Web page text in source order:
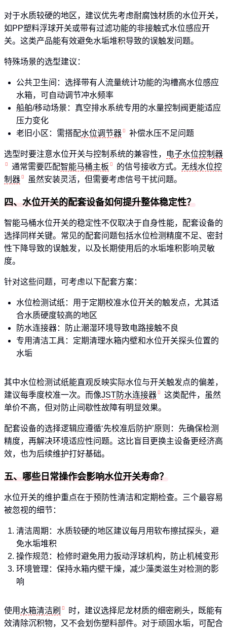
对于水质较硬的地区，建议优先考虑耐腐蚀材质的水位开关，
如PP塑料浮球开关或带有过滤功能的非接触式水位感应开
关。这类产品能有效避免水垢堆积导致的误触发问题。
特殊场景的选型建议：
公共卫生间：选择带有人流量统计功能的沟槽高水位感应
水箱，可自动调节冲水频率
船舶/移动场景：真空排水系统专用的水量控制阀更能适应
压力变化
老旧小区：需搭配水位调节器 补偿水压不足问题
选型时要注意水位开关与控制系统的兼容性，
电子水位控制器
通常需要匹配智能马桶主板 的信号接收方式。 无线水位控
制器
虽然安装灵活，但需要考虑信号干扰问题。
四、水位开关的配套设备如何提升整体稳定性？
智能马桶水位开关的稳定性不仅取决于自身性能，配套设备的
选择同样关键。常见的配套问题包括水位检测精度不足、密封
性下降导致的误触发，以及长期使用后的水垢堆积影响灵敏
度。
针对这些问题，可考虑以下配套方案：
水位检测试纸：用于定期校准水位开关的触发点，尤其适
合水质硬度较高的地区
防水连接器：防止潮湿环境导致电路接触不良
专用清洁工具：定期清理水箱内壁和水位开关探头位置的
水垢
其中水位检测试纸能直观反映实际水位与开关触发点的偏差，
建议每季度校准一次。而像JST防水连接器
这类配件，虽然
单价不高，但对防止间歇性故障有明显效果。
配套设备的选择逻辑应遵循‘先校准后防护’原则：先确保检测
精度，再解决环境适应性问题。这比盲目更换主设备更经济高
效，也为后续维护打好基础。
五、哪些日常操作会影响水位开关寿命？
水位开关的维护重点在于预防性清洁和定期检查。三个最容易
被忽视的细节：
清洁周期：水质较硬的地区建议每月用软布擦拭探头，避
免水垢堆积
操作规范：检修时避免用力扳动浮球机构，防止机械变形
环境管理：保持水箱内壁干燥，减少藻类滋生对检测的影
响
使用 水箱清洁刷
时，建议选择尼龙材质的细密刷头，既能有
效清除沉积物，又不会划伤塑料部件。对于顽固水垢，可配合